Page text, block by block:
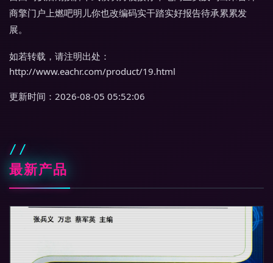
商擎门户上燃吧明儿你也改编码实干踏实好报告待承累累发
展。
如若转载，请注明出处：
http://www.eachr.com/product/19.html
更新时间：2026-08-05 05:52:06
最新产品